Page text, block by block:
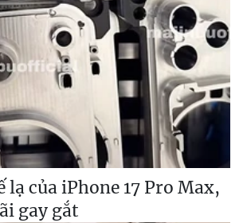
lạ của iPhone 17 Pro Max,
gay gắt